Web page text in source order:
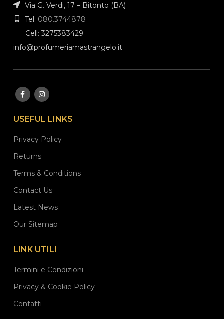
Via G. Verdi, 17 – Bitonto (BA)
Tel: 080.3744878
Cell: 3275383429
info@profumeriamastrangelo.it
USEFUL LINKS
Privacy Policy
Returns
Terms & Conditions
Contact Us
Latest News
Our Sitemap
LINK UTILI
Termini e Condizioni
Privacy & Cookie Policy
Contatti